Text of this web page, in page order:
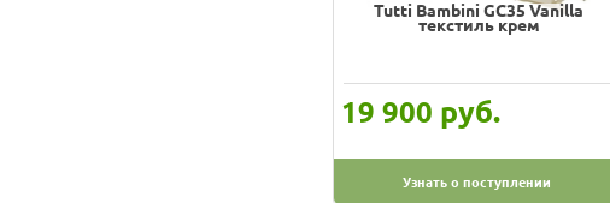
Tutti Bambini GC35 Vanilla
текстиль крем
19 900 руб.
Узнать о поступлении